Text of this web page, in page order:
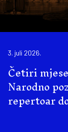
3. juli 2026.
Četiri
Narodno
repertoar